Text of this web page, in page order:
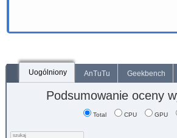
Uogólniony AnTuTu Geekbench
Podsumowanie oceny
Total CPU GPU